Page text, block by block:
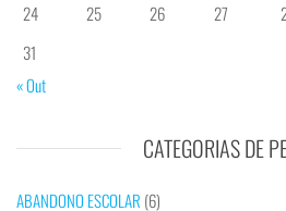
24
25 26 27
31
« Out
CATEGORIAS DE
ABANDONO ESCOLAR (6)